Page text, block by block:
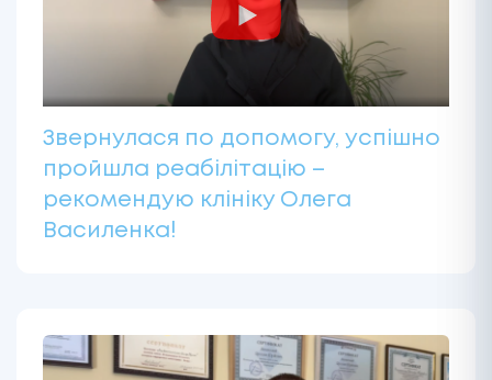
Звернулася по допомогу, успішно
пройшла реабілітацію –
рекомендую клініку Олега
Василенка!